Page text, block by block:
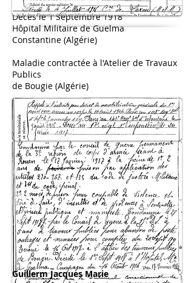
Décès le 1 Septembre 1918
Hôpital Militaire de Guelma
Constantine (Algérie)
Maladie contractée à l'Atelier de Travaux
Publics
de Bougie (Algérie)
Guillerm Jacques Marie